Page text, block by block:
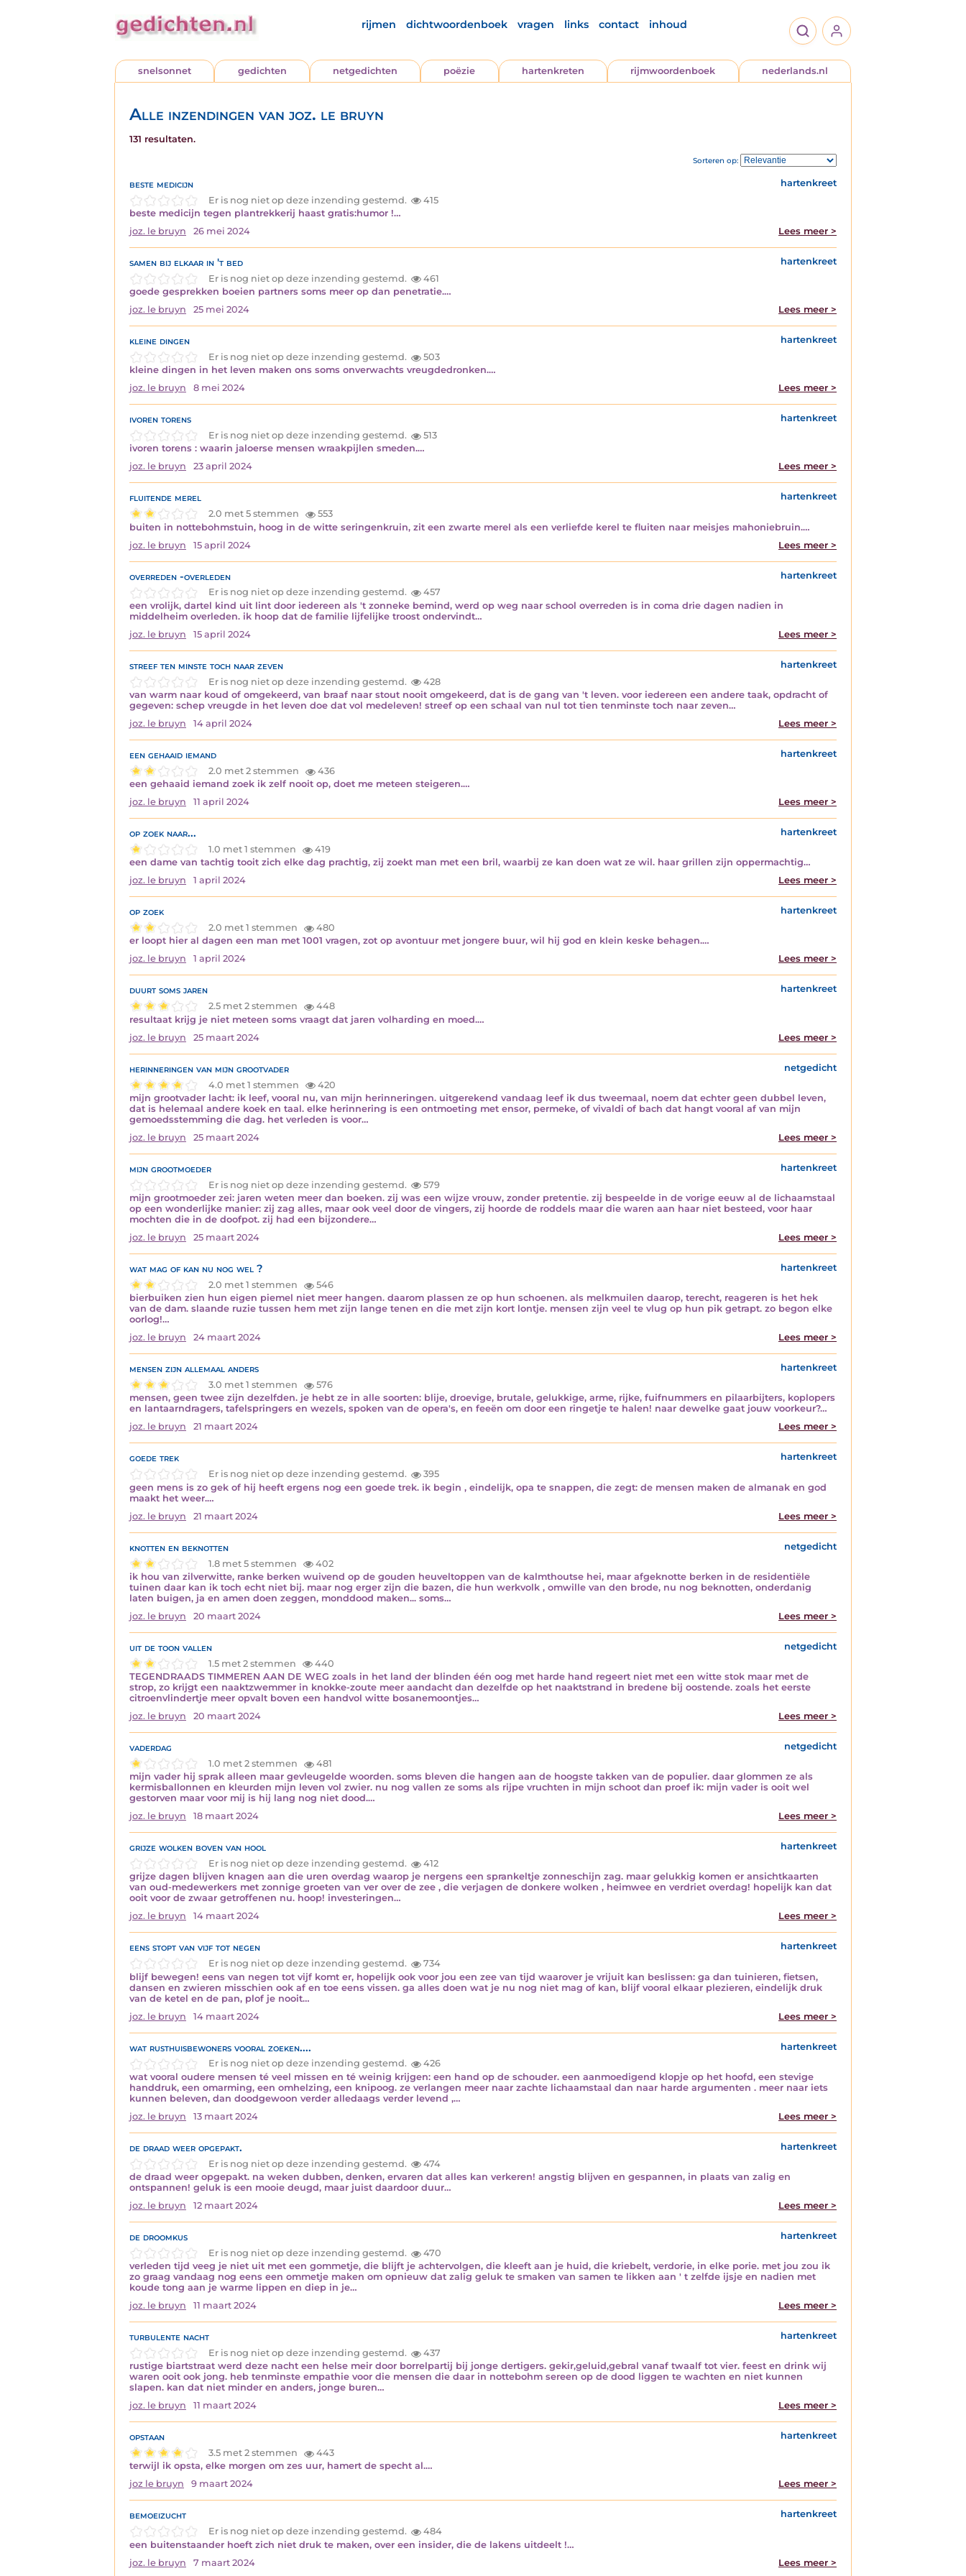
rijmen dichtwoordenboek vragen links contact inhoud
snelsonnet gedichten netgedichten poëzie hartenkreten rijmwoordenboek nederlands.nl
Alle inzendingen van joz. le bruyn
131 resultaten.
Sorteren op:
beste medicijn
hartenkreet
Er is nog niet op deze inzending gestemd.
415
beste medicijn tegen plantrekkerij haast gratis:humor !…
joz. le bruyn
26 mei 2024 Lees meer >
samen bij elkaar in 't bed
hartenkreet
Er is nog niet op deze inzending gestemd.
461
goede gesprekken boeien partners soms meer op dan penetratie.…
joz. le bruyn
25 mei 2024 Lees meer >
kleine dingen
hartenkreet
Er is nog niet op deze inzending gestemd.
503
kleine dingen in het leven maken ons soms onverwachts vreugdedronken.…
joz. le bruyn
8 mei 2024 Lees meer >
ivoren torens
hartenkreet
Er is nog niet op deze inzending gestemd.
513
ivoren torens : waarin jaloerse mensen wraakpijlen smeden.…
joz. le bruyn
23 april 2024 Lees meer >
fluitende merel
hartenkreet
2.0 met 5 stemmen
553
buiten in nottebohmstuin, hoog in de witte seringenkruin, zit een zwarte merel als een verliefde kerel te fluiten naar meisjes mahoniebruin.…
joz. le bruyn
15 april 2024 Lees meer >
overreden -overleden
hartenkreet
Er is nog niet op deze inzending gestemd.
457
een vrolijk, dartel kind uit lint door iedereen als 't zonneke bemind, werd op weg naar school overreden is in coma drie dagen nadien in
middelheim overleden. ik hoop dat de familie lijfelijke troost ondervindt…
joz. le bruyn
15 april 2024 Lees meer >
streef ten minste toch naar zeven
hartenkreet
Er is nog niet op deze inzending gestemd.
428
van warm naar koud of omgekeerd, van braaf naar stout nooit omgekeerd, dat is de gang van 't leven. voor iedereen een andere taak, opdracht of
gegeven: schep vreugde in het leven doe dat vol medeleven! streef op een schaal van nul tot tien tenminste toch naar zeven…
joz. le bruyn
14 april 2024 Lees meer >
een gehaaid iemand
hartenkreet
2.0 met 2 stemmen
436
een gehaaid iemand zoek ik zelf nooit op, doet me meteen steigeren.…
joz. le bruyn
11 april 2024 Lees meer >
op zoek naar...
hartenkreet
1.0 met 1 stemmen
419
een dame van tachtig tooit zich elke dag prachtig, zij zoekt man met een bril, waarbij ze kan doen wat ze wil. haar grillen zijn oppermachtig…
joz. le bruyn
1 april 2024 Lees meer >
op zoek
hartenkreet
2.0 met 1 stemmen
480
er loopt hier al dagen een man met 1001 vragen, zot op avontuur met jongere buur, wil hij god en klein keske behagen.…
joz. le bruyn
1 april 2024 Lees meer >
duurt soms jaren
hartenkreet
2.5 met 2 stemmen
448
resultaat krijg je niet meteen soms vraagt dat jaren volharding en moed.…
joz. le bruyn
25 maart 2024 Lees meer >
herinneringen van mijn grootvader
netgedicht
4.0 met 1 stemmen
420
mijn grootvader lacht: ik leef, vooral nu, van mijn herinneringen. uitgerekend vandaag leef ik dus tweemaal, noem dat echter geen dubbel leven,
dat is helemaal andere koek en taal. elke herinnering is een ontmoeting met ensor, permeke, of vivaldi of bach dat hangt vooral af van mijn
gemoedsstemming die dag. het verleden is voor…
joz. le bruyn
25 maart 2024 Lees meer >
mijn grootmoeder
hartenkreet
Er is nog niet op deze inzending gestemd.
579
mijn grootmoeder zei: jaren weten meer dan boeken. zij was een wijze vrouw, zonder pretentie. zij bespeelde in de vorige eeuw al de lichaamstaal
op een wonderlijke manier: zij zag alles, maar ook veel door de vingers, zij hoorde de roddels maar die waren aan haar niet besteed, voor haar
mochten die in de doofpot. zij had een bijzondere…
joz. le bruyn
25 maart 2024 Lees meer >
wat mag of kan nu nog wel ?
hartenkreet
2.0 met 1 stemmen
546
bierbuiken zien hun eigen piemel niet meer hangen. daarom plassen ze op hun schoenen. als melkmuilen daarop, terecht, reageren is het hek
van de dam. slaande ruzie tussen hem met zijn lange tenen en die met zijn kort lontje. mensen zijn veel te vlug op hun pik getrapt. zo begon elke
oorlog!…
joz. le bruyn
24 maart 2024 Lees meer >
mensen zijn allemaal anders
hartenkreet
3.0 met 1 stemmen
576
mensen, geen twee zijn dezelfden. je hebt ze in alle soorten: blije, droevige, brutale, gelukkige, arme, rijke, fuifnummers en pilaarbijters, koplopers
en lantaarndragers, tafelspringers en wezels, spoken van de opera's, en feeën om door een ringetje te halen! naar dewelke gaat jouw voorkeur?…
joz. le bruyn
21 maart 2024 Lees meer >
goede trek
hartenkreet
Er is nog niet op deze inzending gestemd.
395
geen mens is zo gek of hij heeft ergens nog een goede trek. ik begin , eindelijk, opa te snappen, die zegt: de mensen maken de almanak en god
maakt het weer.…
joz. le bruyn
21 maart 2024 Lees meer >
knotten en beknotten
netgedicht
1.8 met 5 stemmen
402
ik hou van zilverwitte, ranke berken wuivend op de gouden heuveltoppen van de kalmthoutse hei, maar afgeknotte berken in de residentiële
tuinen daar kan ik toch echt niet bij. maar nog erger zijn die bazen, die hun werkvolk , omwille van den brode, nu nog beknotten, onderdanig
laten buigen, ja en amen doen zeggen, monddood maken... soms…
joz. le bruyn
20 maart 2024 Lees meer >
uit de toon vallen
netgedicht
1.5 met 2 stemmen
440
TEGENDRAADS TIMMEREN AAN DE WEG zoals in het land der blinden één oog met harde hand regeert niet met een witte stok maar met de
strop, zo krijgt een naaktzwemmer in knokke-zoute meer aandacht dan dezelfde op het naaktstrand in bredene bij oostende. zoals het eerste
citroenvlindertje meer opvalt boven een handvol witte bosanemoontjes…
joz. le bruyn
20 maart 2024 Lees meer >
vaderdag
netgedicht
1.0 met 2 stemmen
481
mijn vader hij sprak alleen maar gevleugelde woorden. soms bleven die hangen aan de hoogste takken van de populier. daar glommen ze als
kermisballonnen en kleurden mijn leven vol zwier. nu nog vallen ze soms als rijpe vruchten in mijn schoot dan proef ik: mijn vader is ooit wel
gestorven maar voor mij is hij lang nog niet dood.…
joz. le bruyn
18 maart 2024 Lees meer >
grijze wolken boven van hool
hartenkreet
Er is nog niet op deze inzending gestemd.
412
grijze dagen blijven knagen aan die uren overdag waarop je nergens een sprankeltje zonneschijn zag. maar gelukkig komen er ansichtkaarten
van oud-medewerkers met zonnige groeten van ver over de zee , die verjagen de donkere wolken , heimwee en verdriet overdag! hopelijk kan dat
ooit voor de zwaar getroffenen nu. hoop! investeringen…
joz. le bruyn
14 maart 2024 Lees meer >
eens stopt van vijf tot negen
hartenkreet
Er is nog niet op deze inzending gestemd.
734
blijf bewegen! eens van negen tot vijf komt er, hopelijk ook voor jou een zee van tijd waarover je vrijuit kan beslissen: ga dan tuinieren, fietsen,
dansen en zwieren misschien ook af en toe eens vissen. ga alles doen wat je nu nog niet mag of kan, blijf vooral elkaar plezieren, eindelijk druk
van de ketel en de pan, plof je nooit…
joz. le bruyn
14 maart 2024 Lees meer >
wat rusthuisbewoners vooral zoeken....
hartenkreet
Er is nog niet op deze inzending gestemd.
426
wat vooral oudere mensen té veel missen en té weinig krijgen: een hand op de schouder. een aanmoedigend klopje op het hoofd, een stevige
handdruk, een omarming, een omhelzing, een knipoog. ze verlangen meer naar zachte lichaamstaal dan naar harde argumenten . meer naar iets
kunnen beleven, dan doodgewoon verder alledaags verder levend ,…
joz. le bruyn
13 maart 2024 Lees meer >
de draad weer opgepakt.
hartenkreet
Er is nog niet op deze inzending gestemd.
474
de draad weer opgepakt. na weken dubben, denken, ervaren dat alles kan verkeren! angstig blijven en gespannen, in plaats van zalig en
ontspannen! geluk is een mooie deugd, maar juist daardoor duur…
joz. le bruyn
12 maart 2024 Lees meer >
de droomkus
hartenkreet
Er is nog niet op deze inzending gestemd.
470
verleden tijd veeg je niet uit met een gommetje, die blijft je achtervolgen, die kleeft aan je huid, die kriebelt, verdorie, in elke porie. met jou zou ik
zo graag vandaag nog eens een ommetje maken om opnieuw dat zalig geluk te smaken van samen te likken aan ' t zelfde ijsje en nadien met
koude tong aan je warme lippen en diep in je…
joz. le bruyn
11 maart 2024 Lees meer >
turbulente nacht
hartenkreet
Er is nog niet op deze inzending gestemd.
437
rustige biartstraat werd deze nacht een helse meir door borrelpartij bij jonge dertigers. gekir,geluid,gebral vanaf twaalf tot vier. feest en drink wij
waren ooit ook jong. heb tenminste empathie voor die mensen die daar in nottebohm sereen op de dood liggen te wachten en niet kunnen
slapen. kan dat niet minder en anders, jonge buren…
joz. le bruyn
11 maart 2024 Lees meer >
opstaan
hartenkreet
3.5 met 2 stemmen
443
terwijl ik opsta, elke morgen om zes uur, hamert de specht al.…
joz le bruyn
9 maart 2024 Lees meer >
bemoeizucht
hartenkreet
Er is nog niet op deze inzending gestemd.
484
een buitenstaander hoeft zich niet druk te maken, over een insider, die de lakens uitdeelt !…
joz. le bruyn
7 maart 2024 Lees meer >